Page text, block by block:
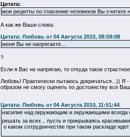
Цитата:
мои рецепты по спасению человеков Вы
А как же Ваши слова:
Цитата: Любовь от 04 Августа 2010, 08:59:08
меня Вы не напрягаете...
?
Если я Вас не напрягаю, то откуда такое
Любовь! Практически пытаюсь докричаться...)) Я
образом не смогу оценить по достоинству все
Цитата: Любовь от 04 Августа 2010, 11:51:44
насилие над окружающим и окружающими всегда
решать за всех... пусть и прикрываясь
о каком сотрудничестве при таком раскладе